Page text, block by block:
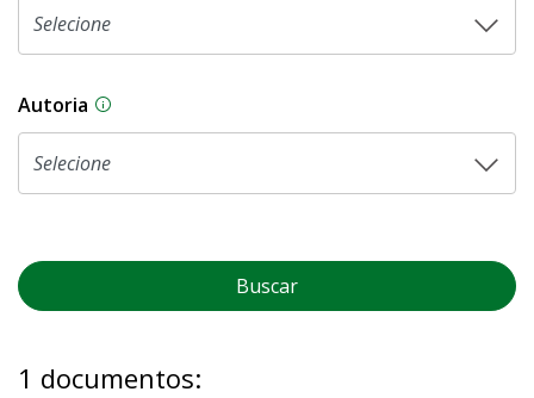
Autoria As proposições legislativas na CLDF podem
Buscar
1 documentos: